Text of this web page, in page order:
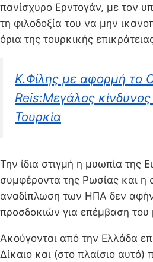
πανίσχυρο Ερντογάν, με τον
τη φιλοδοξία του να μην
όρια της τουρκικής
Κ.Φίλης με αφορμή το
Reis:Mεγάλος
Τουρκία
Την ίδια στιγμή η μυωπία της
συμφέροντα της Ρωσίας και η
αναδίπλωση των ΗΠΑ δεν
προσδοκιών για επέμβαση
Ακούγονται από την Ελλάδα
Δίκαιο και (στο πλαίσιο